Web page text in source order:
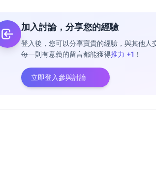
加入討論，分享您的經驗
登入後，您可以分享寶貴的經驗，與其他人
每一則有意義的留言都能獲得推力 +1 ！
立即登入參與討論